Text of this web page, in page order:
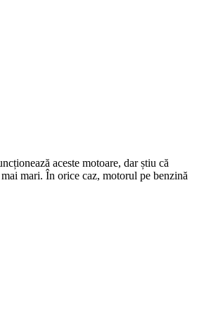
aceste motoare, dar știu că
mari. În orice caz, motorul pe benzină